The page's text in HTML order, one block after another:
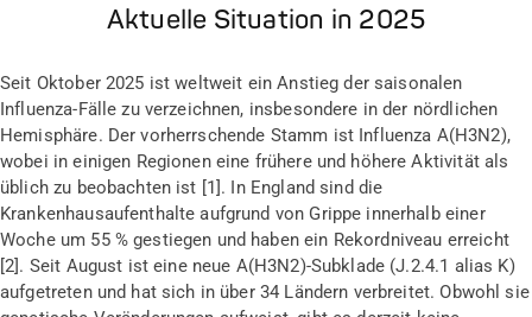
Aktuelle Situation in 2025
Seit Oktober 2025 ist weltweit ein Anstieg der saisonalen
Influenza-Fälle zu verzeichnen, insbesondere in der nördlichen
Hemisphäre. Der vorherrschende Stamm ist Influenza A(H3N2),
wobei in einigen Regionen eine frühere und höhere Aktivität als
üblich zu beobachten ist [1]. In England sind die
Krankenhausaufenthalte aufgrund von Grippe innerhalb einer
Woche um 55 % gestiegen und haben ein Rekordniveau erreicht
[2]. Seit August ist eine neue A(H3N2)-Subklade (J.2.4.1 alias K)
aufgetreten und hat sich in über 34 Ländern verbreitet. Obwohl sie